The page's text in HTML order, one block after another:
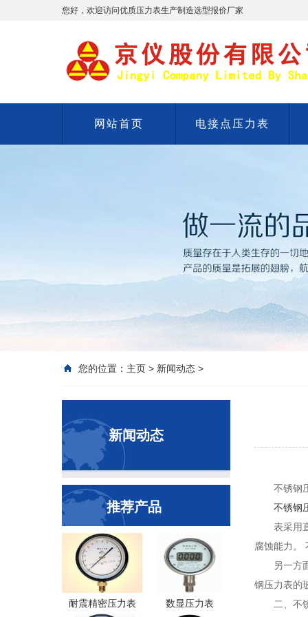
您好，欢迎访问优质压力表生产制造选型报价厂家
网站首页 电接点压力表
您的位置： 主页 > 新闻动态 >
新闻动态
推荐产品
耐震精密压力表 数显压力表
不锈钢
不锈钢
表采用
腐蚀能力。
另一方
钢压力表的
二、不